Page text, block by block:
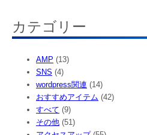
カテゴリー
AMP (13)
SNS (4)
wordpress関連 (14)
おすすめアイテム (42)
すべて (9)
その他 (51)